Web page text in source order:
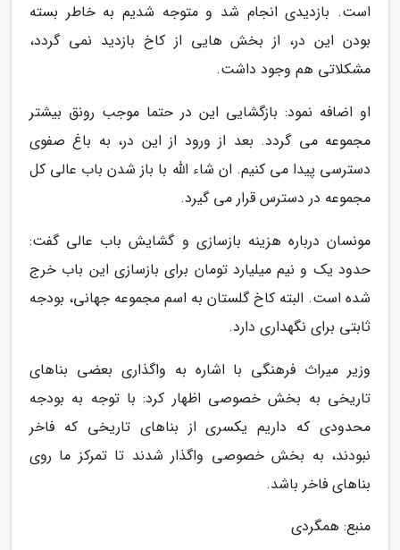
است. بازدیدی انجام شد و متوجه شدیم به خاطر بسته
بودن این در، از بخش هایی از کاخ بازدید نمی گردد،
مشکلاتی هم وجود داشت.
او اضافه نمود: بازگشایی این در حتما موجب رونق بیشتر
مجموعه می گردد. بعد از ورود از این در، به باغ صفوی
دسترسی پیدا می کنیم. ان شاء الله با باز شدن باب عالی کل
مجموعه در دسترس قرار می گیرد.
مونسان درباره هزینه بازسازی و گشایش باب عالی گفت:
حدود یک و نیم میلیارد تومان برای بازسازی این باب خرج
شده است. البته کاخ گلستان به اسم مجموعه جهانی، بودجه
ثابتی برای نگهداری دارد.
وزیر میراث فرهنگی با اشاره به واگذاری بعضی بناهای
تاریخی به بخش خصوصی اظهار کرد: با توجه به بودجه
محدودی که داریم یکسری از بناهای تاریخی که فاخر
نبودند، به بخش خصوصی واگذار شدند تا تمرکز ما روی
بناهای فاخر باشد.
منبع: همگردی